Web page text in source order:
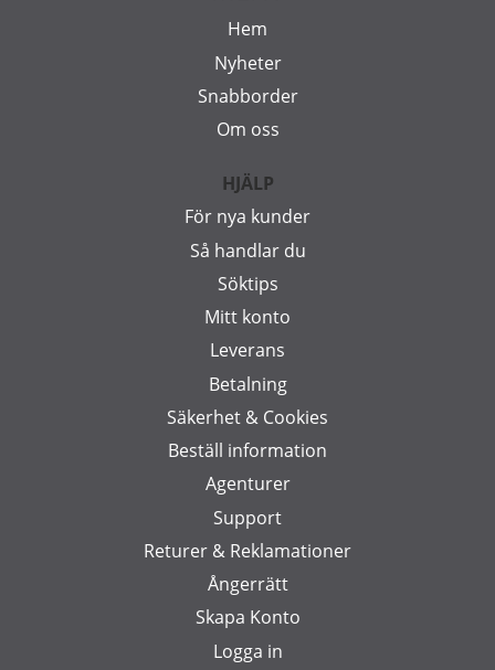
Hem
Nyheter
Snabborder
Om oss
HJÄLP
För nya kunder
Så handlar du
Söktips
Mitt konto
Leverans
Betalning
Säkerhet & Cookies
Beställ information
Agenturer
Support
Returer & Reklamationer
Ångerrätt
Skapa Konto
Logga in